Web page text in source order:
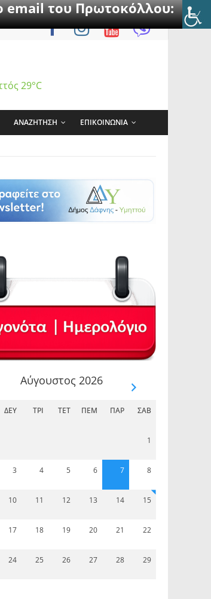
email του Πρωτοκόλλου:
29°C
ΑΝΑΖΗΤΗΣΗ ΕΠΙΚΟΙΝΩΝΙΑ
Αύγουστος 2026
ΔΕΥ ΤΡΊ ΤΕΤ ΠΈΜ ΠΑΡ ΣΆΒ
1
3 4 5 6 7 8
10 11 12 13 14 15
17 18 19 20 21 22
24 25 26 27 28 29